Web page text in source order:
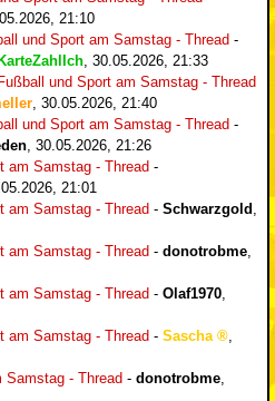
21:10
und Sport am Samstag - Thread -
30.05.2026, 21:33
und Sport am Samstag - Thread
30.05.2026, 21:40
und Sport am Samstag - Thread -
30.05.2026, 21:26
am Samstag - Thread -
21:01
am Samstag - Thread - Schwarzgold
am Samstag - Thread - donotrobme
am Samstag - Thread - Olaf1970
am Samstag - Thread - Sascha
Samstag - Thread - donotrobme